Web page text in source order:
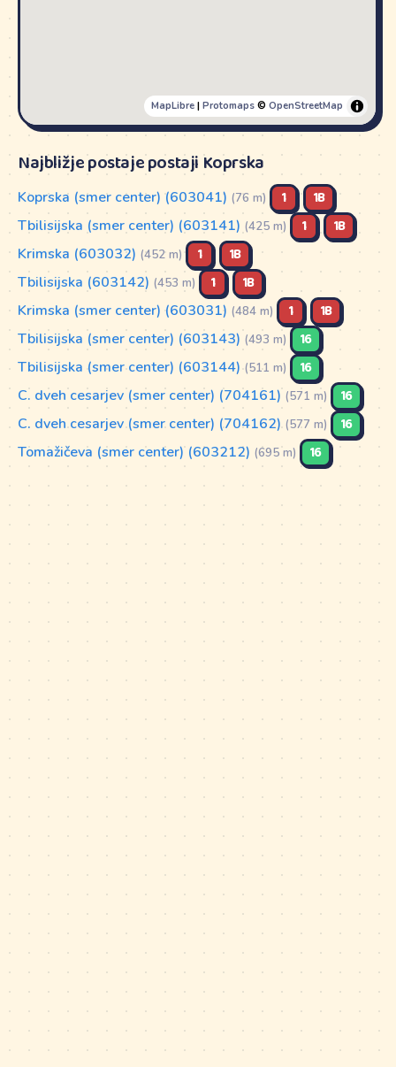
MapLibre| Protomaps© OpenStreetMap
Najbližje postaje postaji Koprska
Koprska (smer center) (603041) (76 m) 1 1B
Tbilisijska (smer center) (603141) (425 m) 1 1B
Krimska (603032) (452 m) 1 1B
Tbilisijska (603142) (453 m) 1 1B
Krimska (smer center) (603031) (484 m) 1 1B
Tbilisijska (smer center) (603143) (493 m) 16
Tbilisijska (smer center) (603144) (511 m) 16
C. dveh cesarjev (smer center) (704161) (571 m) 16
C. dveh cesarjev (smer center) (704162) (577 m) 16
Tomažičeva (smer center) (603212) (695 m) 16